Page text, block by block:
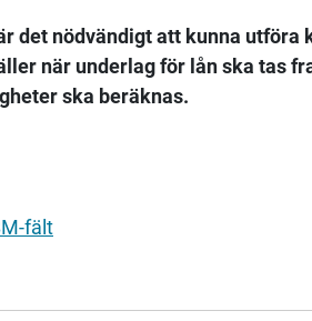
det nödvändigt att kunna utföra
när underlag för lån ska tas
ska beräknas.
fält